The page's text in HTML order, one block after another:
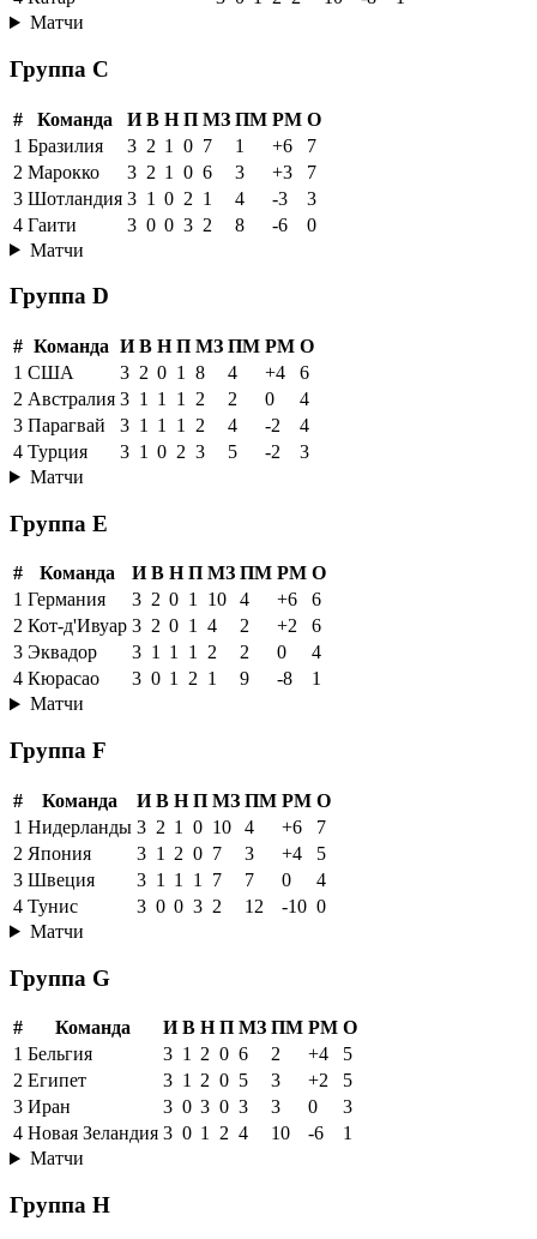
Матчи
Группа C
# Команда И В Н П МЗ ПМ РМ О
1 Бразилия 3 2 1 0 7 1 +6
7
2 Марокко 3 2 1 0 6 3 +3
7
3 Шотландия 3 1 0 2 1 4 -3
3
4 Гаити 3 0 0 3 2 8 -6
0
Матчи
Группа D
# Команда И В Н П МЗ ПМ РМ О
1 США 3 2 0 1 8 4 +4
6
2 Австралия 3 1 1 1 2 2 0
4
3 Парагвай 3 1 1 1 2 4 -2
4
4 Турция 3 1 0 2 3 5 -2
3
Матчи
Группа E
# Команда И В Н П МЗ ПМ РМ О
1 Германия 3 2 0 1 10 4 +6
6
2 Кот-д'Ивуар 3 2 0 1 4 2 +2
6
3 Эквадор 3 1 1 1 2 2 0
4
4 Кюрасао 3 0 1 2 1 9 -8
1
Матчи
Группа F
# Команда И В Н П МЗ ПМ РМ О
1 Нидерланды 3 2 1 0 10 4 +6
7
2 Япония 3 1 2 0 7 3 +4
5
3 Швеция 3 1 1 1 7 7 0
4
4 Тунис 3 0 0 3 2 12 -10 0
Матчи
Группа G
# Команда И В Н П МЗ ПМ РМ О
1 Бельгия 3 1 2 0 6 2 +4
5
2 Египет 3 1 2 0 5 3 +2
5
3 Иран 3 0 3 0 3 3 0
3
4 Новая Зеландия 3 0 1 2 4 10 -6
1
Матчи
Группа H